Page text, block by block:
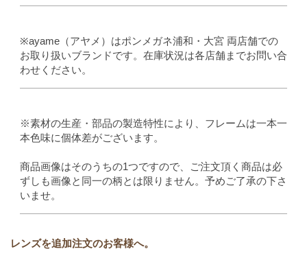
※ayame（アヤメ）はポンメガネ浦和・大宮 両店舗での
お取り扱いブランドです。在庫状況は各店舗までお問い合
わせください。
※素材の生産・部品の製造特性により、フレームは一本一
本色味に個体差がございます。
商品画像はそのうちの1つですので、ご注文頂く商品は必
ずしも画像と同一の柄とは限りません。予めご了承の下さ
いませ。
レンズを追加注文のお客様へ。